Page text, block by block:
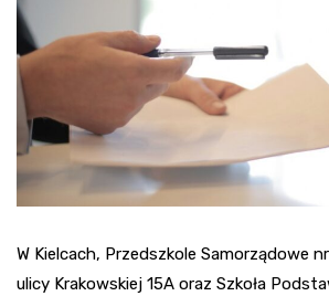
W Kielcach, Przedszkole Samorządowe
ulicy Krakowskiej 15A oraz Szkoła